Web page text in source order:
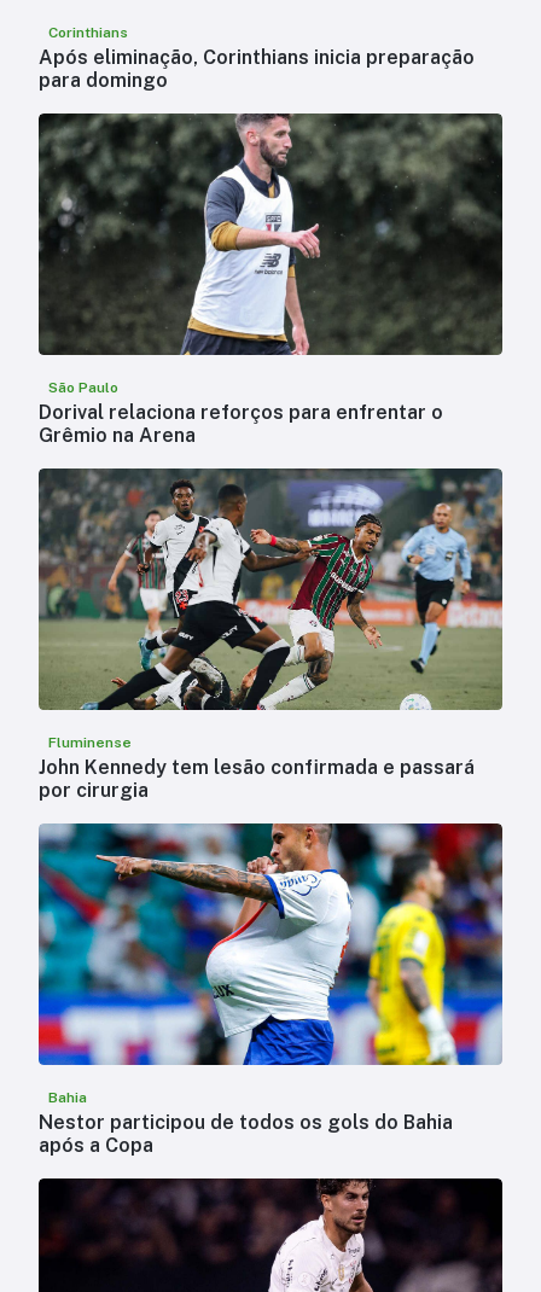
Corinthians
Após eliminação, Corinthians inicia preparação
para domingo
São Paulo
Dorival relaciona reforços para enfrentar o
Grêmio na Arena
Fluminense
John Kennedy tem lesão confirmada e passará
por cirurgia
Bahia
Nestor participou de todos os gols do Bahia
após a Copa